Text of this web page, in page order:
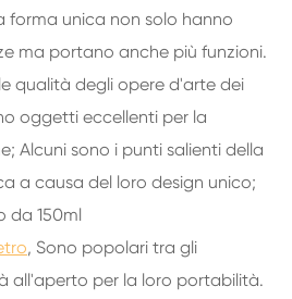
forma unica non solo hanno
ma portano anche più funzioni.
qualità degli opere d'arte dei
oggetti eccellenti per la
Alcuni sono i punti salienti della
a causa del loro design unico;
da 150ml
, Sono popolari tra gli
all'aperto per la loro portabilità.